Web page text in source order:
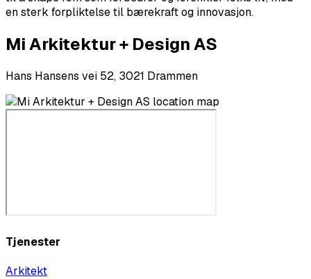
en sterk forpliktelse til bærekraft og innovasjon.
Mi Arkitektur + Design AS
Hans Hansens vei 52, 3021 Drammen
Tjenester
Arkitekt